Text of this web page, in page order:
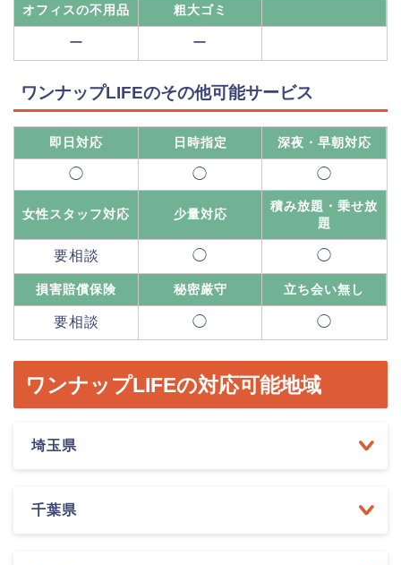
オフィスの不用品 粗大ゴミ
ー ー
ワンナップLIFEのその他可能サービス
即日対応 日時指定 深夜・早朝対応
◯ ◯ ◯
女性スタッフ対応 少量対応
積み放題・乗せ放
題
要相談 ◯ ◯
損害賠償保険 秘密厳守 立ち会い無し
要相談 ◯ ◯
ワンナップLIFEの対応可能地域
埼玉県
千葉県